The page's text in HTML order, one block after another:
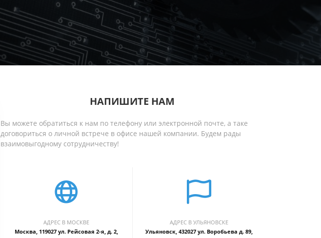
НАПИШИТЕ НАМ
Вы можете обратиться к нам по телефону или электронной почте, а таке
договориться о личной встрече в офисе нашей компании. Будем рады
взаимовыгодному сотрудничеству!
АДРЕС В МОСКВЕ
Москва, 119027 ул. Рейсовая 2-я, д. 2,
АДРЕС В УЛЬЯНОВСКЕ
Ульяновск, 432027 ул. Воробьева д. 89,